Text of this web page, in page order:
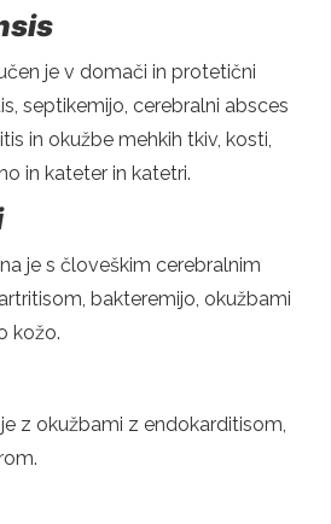
je v domači in protetični
septikemijo, cerebralni absces
in okužbe mehkih tkiv, kosti,
in kateter in katetri.
je s človeškim cerebralnim
bakteremijo, okužbami
kožo.
z okužbami z endokarditisom,